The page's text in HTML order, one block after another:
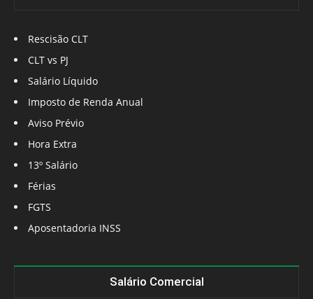
Rescisão CLT
CLT vs PJ
Salário Líquido
Imposto de Renda Anual
Aviso Prévio
Hora Extra
13º Salário
Férias
FGTS
Aposentadoria INSS
Salário Comercial